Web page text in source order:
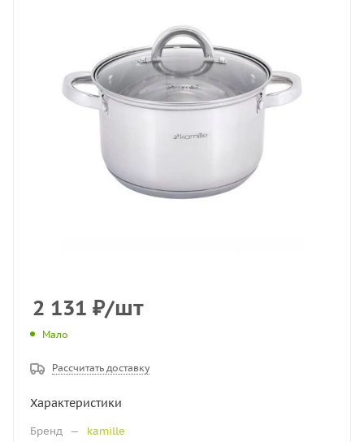
2 131 ₽/шт
Мало
Рассчитать доставку
Характеристики
Бренд —
kamille